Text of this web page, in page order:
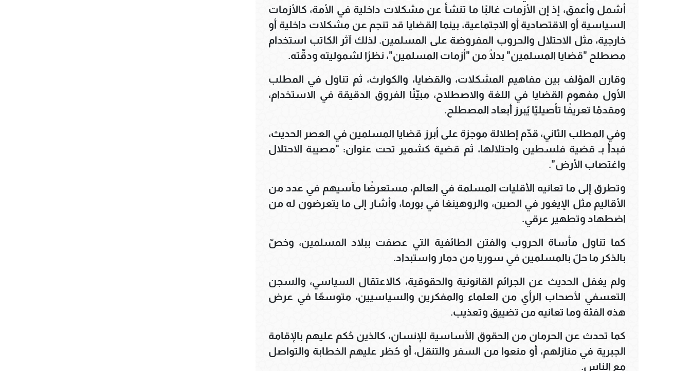
أشمل وأعمق، إذ إن الأزمات غالبًا ما تنشأ عن مشكلات داخلية في الأمة، كالأزمات
السياسية أو الاقتصادية أو الاجتماعية، بينما القضايا قد تنجم عن مشكلات داخلية أو
خارجية، مثل الاحتلال والحروب المفروضة على المسلمين. لذلك آثر الكاتب استخدام
مصطلح "قضايا المسلمين" بدلًا من "أزمات المسلمين"، نظرًا لشموليته ودقّته.
وقارن المؤلف بين مفاهيم المشكلات، والقضايا، والكوارث، ثم تناول في المطلب
الأول مفهوم القضايا في اللغة والاصطلاح، مبيّنًا الفروق الدقيقة في الاستخدام،
ومقدمًا تعريفًا تأصيليًا يُبرز أبعاد المصطلح.
وفي المطلب الثاني، قدّم إطلالة موجزة على أبرز قضايا المسلمين في العصر الحديث،
فبدأ بـ قضية فلسطين واحتلالها، ثم قضية كشمير تحت عنوان: "مصيبة الاحتلال
واغتصاب الأرض".
وتطرق إلى ما تعانيه الأقليات المسلمة في العالم، مستعرضًا مآسيهم في عدد من
الأقاليم مثل الإيغور في الصين، والروهينغا في بورما، وأشار إلى ما يتعرضون له من
اضطهاد وتطهير عرقي.
كما تناول مأساة الحروب والفتن الطائفية التي عصفت ببلاد المسلمين، وخصّ
بالذكر ما حلّ بالمسلمين في سوريا من دمار واستبداد.
ولم يغفل الحديث عن الجرائم القانونية والحقوقية، كالاعتقال السياسي، والسجن
التعسفي لأصحاب الرأي من العلماء والمفكرين والسياسيين، متوسعًا في عرض
هذه الفئة وما تعانيه من تضييق وتعذيب.
كما تحدث عن الحرمان من الحقوق الأساسية للإنسان، كالذين حُكم عليهم بالإقامة
الجبرية في منازلهم، أو منعوا من السفر والتنقل، أو حُظر عليهم الخطابة والتواصل
مع الناس.